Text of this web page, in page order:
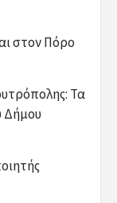
στον Πόρο
Τα
Δήμου